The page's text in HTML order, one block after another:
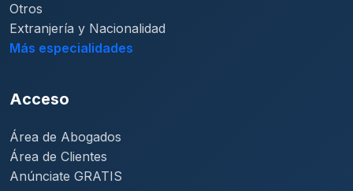
Otros
Extranjería y Nacionalidad
Más especialidades
Acceso
Área de Abogados
Área de Clientes
Anúnciate GRATIS